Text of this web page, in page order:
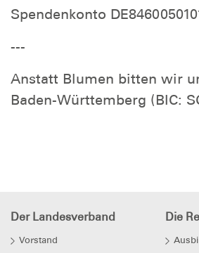
Spendenkonto
---
Anstatt Blumen bitten wir
Baden-Württemberg (BIC:
Der Landesverband
Vorstand
Die